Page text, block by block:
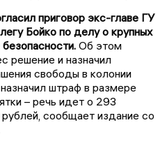
приговор экс-главе ГУ
Бойко по делу о крупных
Об этом
решение и назначил
свободы в колонии
штраф в размере
– речь идет о 293
сообщает издание со